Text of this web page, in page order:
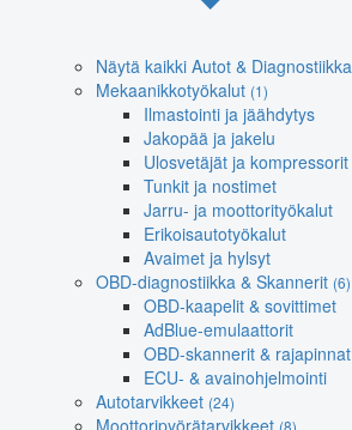
Näytä kaikki Autot & Diagnostiikka
Mekaanikkotyökalut (1)
Ilmastointi ja jäähdytys
Jakopää ja jakelu
Ulosvetäjät ja kompressorit
Tunkit ja nostimet
Jarru- ja moottorityökalut
Erikoisautotyökalut
Avaimet ja hylsyt
OBD-diagnostiikka & Skannerit (6)
OBD-kaapelit & sovittimet
AdBlue-emulaattorit
OBD-skannerit & rajapinnat
ECU- & avainohjelmointi
Autotarvikkeet (24)
Moottoripyörätarvikkeet (8)